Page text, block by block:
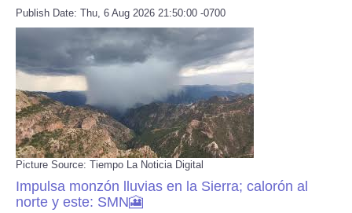
Publish Date: Thu, 6 Aug 2026 21:50:00 -0700
Picture Source: Tiempo La Noticia Digital
Impulsa monzón lluvias en la Sierra; calorón al
norte y este: SMN🎦